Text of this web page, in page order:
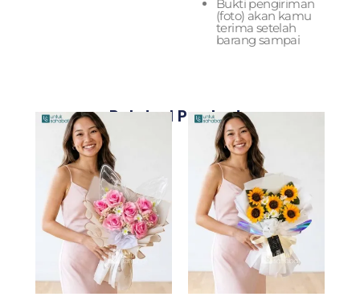
Bukti pengiriman
(foto) akan kamu
terima setelah
barang sampai
Related Products